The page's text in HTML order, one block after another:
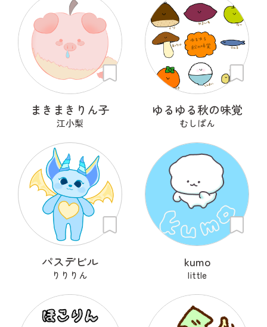
まきまきりん子
江小梨
ゆるゆる秋の味覚
むしぱん
パスデビル
りりりん
kumo
little